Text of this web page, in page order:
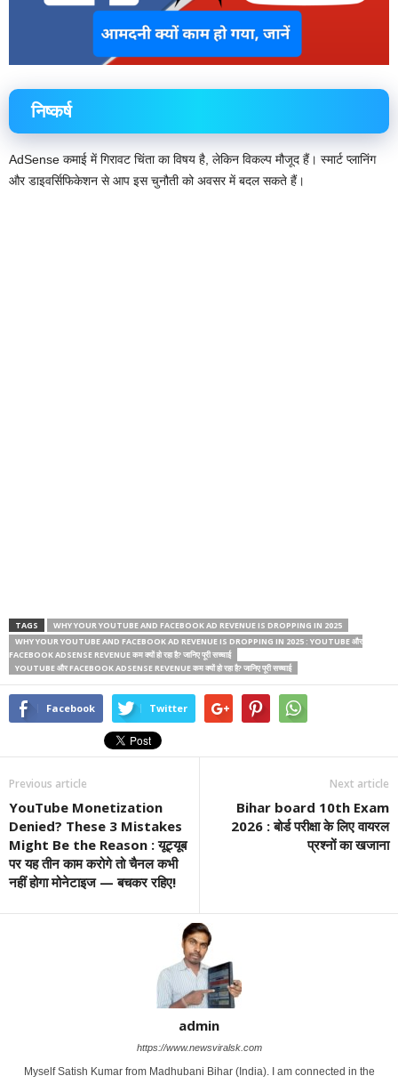
निष्कर्ष
AdSense कमाई में गिरावट चिंता का विषय है, लेकिन विकल्प मौजूद हैं। स्मार्ट प्लानिंग
और डाइवर्सिफिकेशन से आप इस चुनौती को अवसर में बदल सकते हैं।
TAGS
WHY YOUR YOUTUBE AND FACEBOOK AD REVENUE IS DROPPING IN 2025
WHY YOUR YOUTUBE AND FACEBOOK AD REVENUE IS DROPPING IN 2025 : YOUTUBE और
FACEBOOK ADSENSE REVENUE कम क्यों हो रहा है? जानिए पूरी सच्चाई
YOUTUBE और FACEBOOK ADSENSE REVENUE कम क्यों हो रहा है? जानिए पूरी सच्चाई
Facebook Twitter
Previous article
YouTube Monetization
Denied? These 3 Mistakes
Might Be the Reason : यूट्यूब
पर यह तीन काम करोगे तो चैनल कभी
नहीं होगा मोनेटाइज — बचकर रहिए!
Next article
Bihar board 10th Exam
2026 : बोर्ड परीक्षा के लिए वायरल
प्रश्नों का खजाना
admin
https://www.newsviralsk.com
Myself Satish Kumar from Madhubani Bihar (India). I am connected in the